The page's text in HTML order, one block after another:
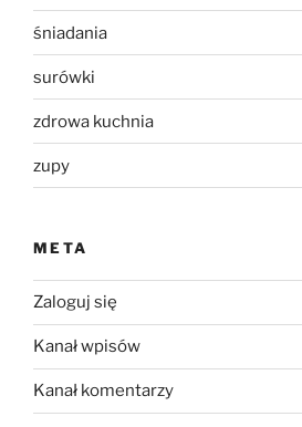
śniadania
surówki
zdrowa kuchnia
zupy
META
Zaloguj się
Kanał wpisów
Kanał komentarzy